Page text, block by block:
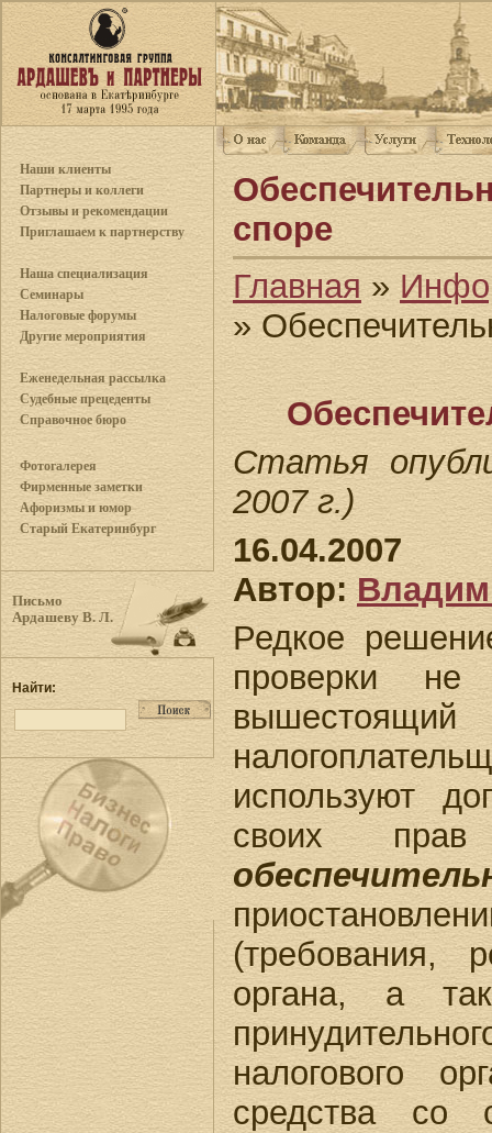
Наши клиенты
Партнеры и коллеги
Отзывы и рекомендации
Приглашаем к партнерству
Наша специализация
Семинары
Налоговые форумы
Другие мероприятия
Еженедельная рассылка
Судебные прецеденты
Справочное бюро
Фотогалерея
Фирменные заметки
Афоризмы и юмор
Старый Екатеринбург
Письмо
Ардашеву В. Л.
Найти:
споре
Главная »
»
Статья
2007 г.)
16.04.2007
Автор:
Редкое
проверки не
используют
своих
(требования,
органа, а
налогового
средства со